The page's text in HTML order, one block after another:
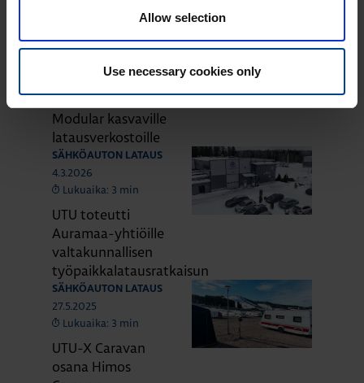
Allow selection
Use necessary cookies only
Lukuaika: 3 min
Uusi DC-
pikalatausasema
Troniq Compact
Modular kasvaville
latausverkostoille
SÄHKÖAUTON LATAUS
4.3.2026
Lukuaika: 3 min
UTU toteutti
Auramaa-yhtiöille
valtakunnallisen
työpaikkalatausratkaisun
SÄHKÖAUTON LATAUS
27.5.2025
Lukuaika: 3 min
UTU-X Caravan
osana Himos